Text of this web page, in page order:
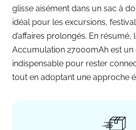
glisse aisément dans un sac à
idéal pour les excursions,
d’affaires prolongés. En résumé,
Accumulation 27000mAh est
indispensable pour rester
tout en adoptant une approche